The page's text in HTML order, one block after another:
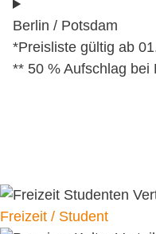
Berlin / Potsdam
*Preisliste gültig ab
** 50 % Aufschlag bei
Freizeit / Student